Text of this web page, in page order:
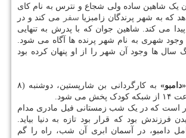
یک شاهین ساده ولی شجاع و نترس به نام کای
که به شهر پرندگان زامبزیا سفر
می کند و در
می کند. شاهین جوان که با پدرش به تنهایی
شهری به نام شهر پرنده ها آگاه می شود.
ها وجود آن شهر را از او پنهان کرده بود
به کارگردانی بن شارپستین، دوشنبه (۸
شود.
است که در یک شب زمستانی فیل مادری مدام
فرزندش بود که قرار بود تازه به دنیا بیاید.
دامبو، در آسمان ابری آن شب، راه را گم